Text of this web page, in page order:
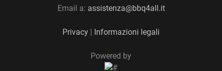
Email a: assistenza@bbq4all.it
Privacy | Informazioni legali
Powered by